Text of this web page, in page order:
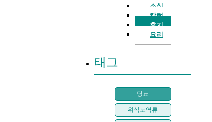
소식
칼럼
후기
요리
태그
당뇨
위식도역류